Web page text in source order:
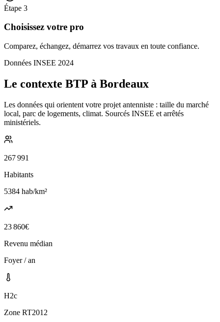
Étape 3
Choisissez votre pro
Comparez, échangez, démarrez vos travaux en toute confiance.
Données INSEE 2024
Le contexte BTP à Bordeaux
Les données qui orientent votre projet antenniste : taille du marché
local, parc de logements, climat. Sourcés INSEE et arrêtés
ministériels.
267 991
Habitants
5384 hab/km²
23 860€
Revenu médian
Foyer / an
H2c
Zone RT2012